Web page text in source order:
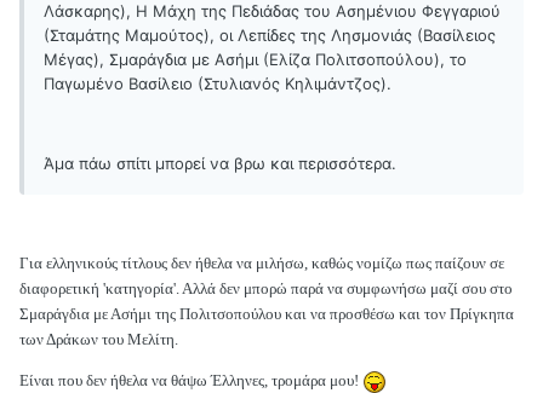
Λάσκαρης), Η Μάχη της Πεδιάδας του Ασημένιου Φεγγαριού
(Σταμάτης Μαμούτος), οι Λεπίδες της Λησμονιάς (Βασίλειος
Μέγας), Σμαράγδια με Ασήμι (Ελίζα Πολιτσοπούλου), το
Παγωμένο Βασίλειο (Στυλιανός Κηλιμάντζος).
Άμα πάω σπίτι μπορεί να βρω και περισσότερα.
Για ελληνικούς τίτλους δεν ήθελα να μιλήσω, καθώς νομίζω πως παίζουν σε
διαφορετική 'κατηγορία'. Αλλά δεν μπορώ παρά να συμφωνήσω μαζί σου στο
Σμαράγδια με Ασήμι της Πολιτσοπούλου και να προσθέσω και τον Πρίγκηπα
των Δράκων του Μελίτη.
Είναι που δεν ήθελα να θάψω Έλληνες, τρομάρα μου!